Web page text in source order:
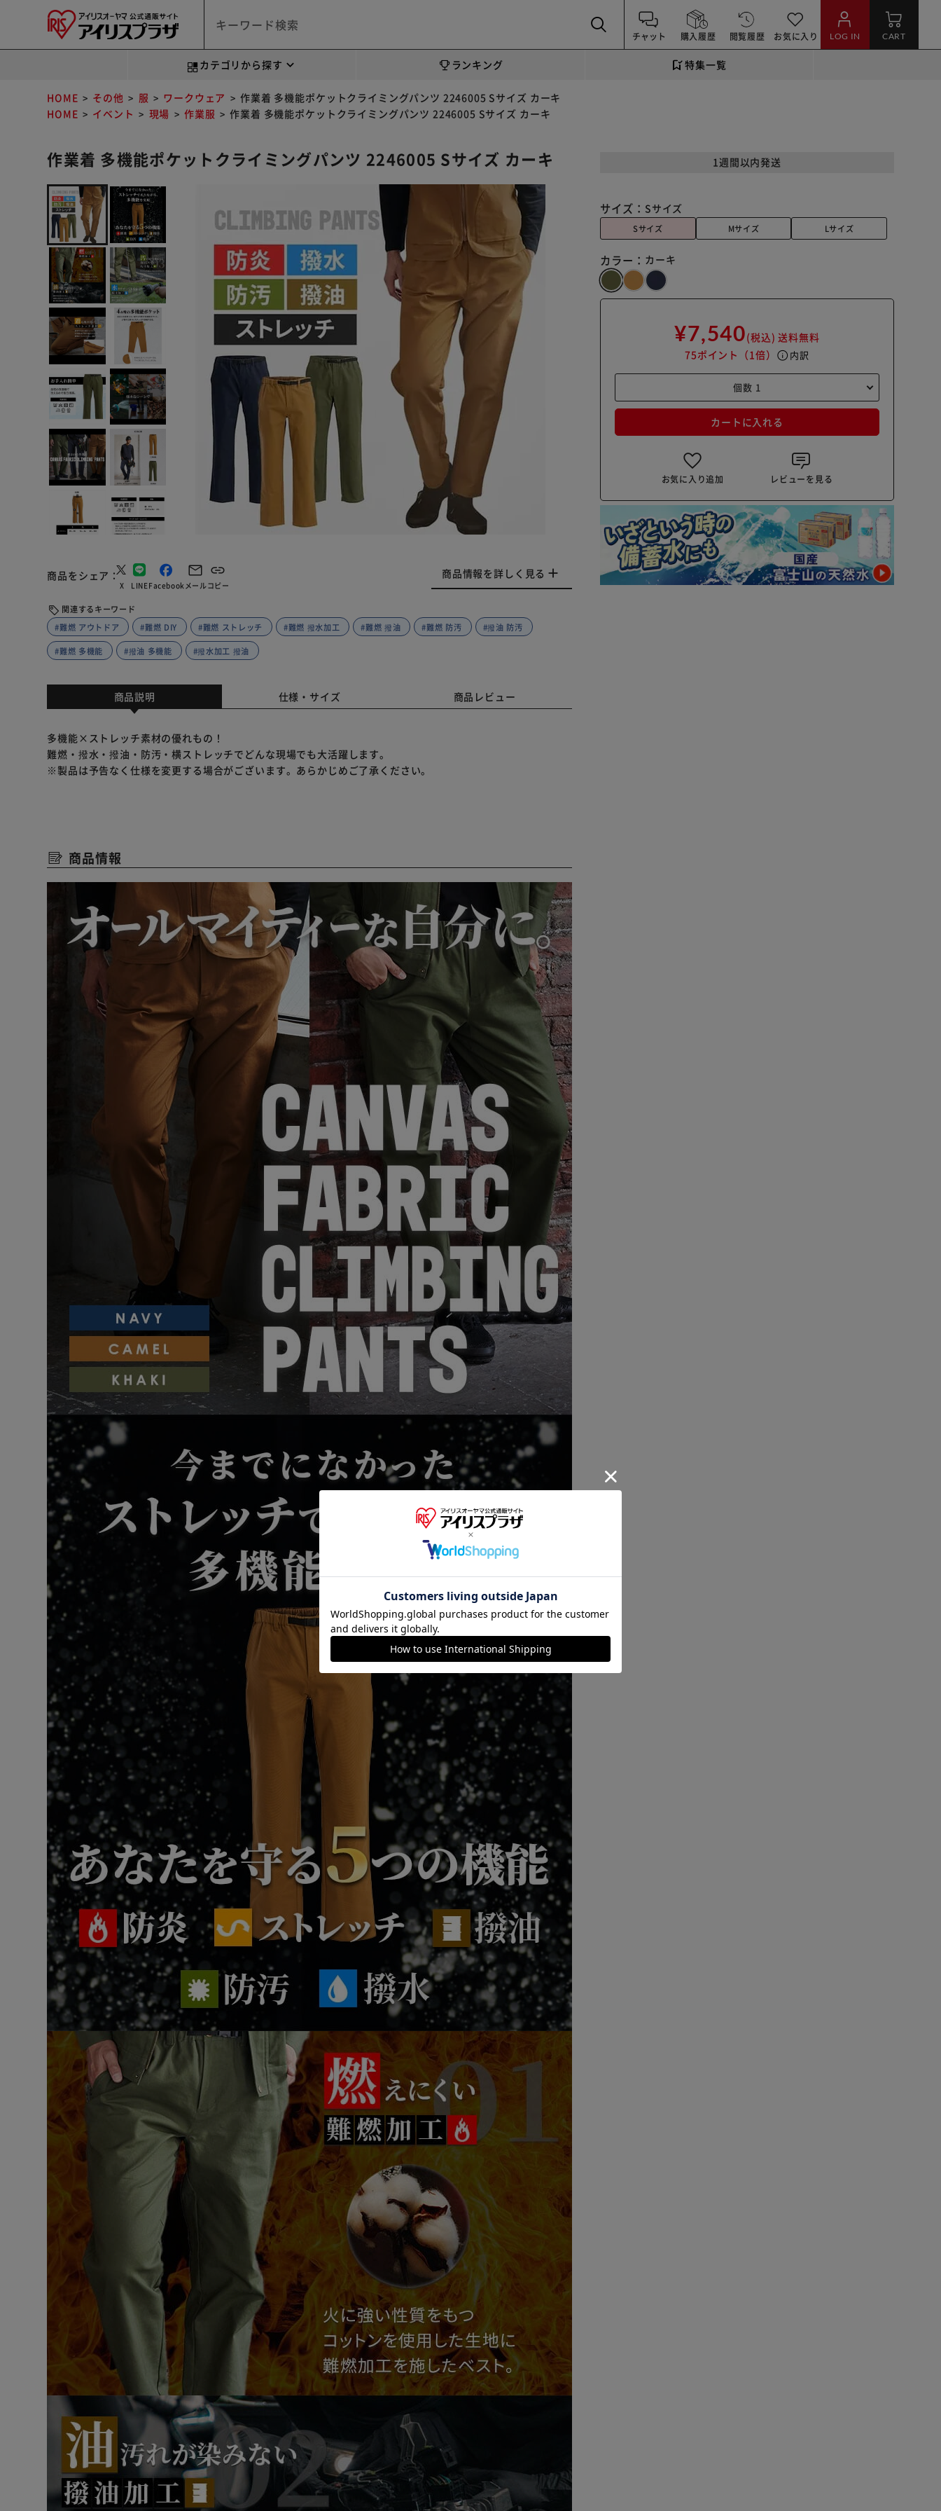
チャット 購入履歴 閲覧履歴 お気に入り LOG IN CART
カテゴリから探す ランキング 特集一覧
HOME その他 服 ワークウェア
作業着 多機能ポケットクライミングパンツ 2246005 Sサイズ カーキ
HOME
イベント 現場 作業服 作業着 多機能ポケットクライミングパンツ 2246005 Sサイズ カーキ
作業着 多機能ポケットクライミングパンツ 2246005 Sサイズ カーキ
商品をシェア
X LINEFacebook メールコピー
商品情報を詳しく見る
関連するキーワード
#難燃 アウトドア
#難燃 DIY #難燃 ストレッチ #難燃 撥水加工 #難燃 撥油 #難燃 防汚 #撥油 防汚
#難燃 多機能 #撥油 多機能 #撥水加工 撥油
1週間以内発送
サイズ： Sサイズ
Sサイズ Mサイズ Lサイズ
カラー： カーキ
¥7,540(税込) 送料無料
75ポイント （1倍） info 内訳
カートに入れる
お気に入り追加 レビューを見る
商品説明 仕様・サイズ 商品レビュー
多機能×ストレッチ素材の優れもの！
難燃・撥水・撥油・防汚・横ストレッチでどんな現場でも大活躍します。
※製品は予告なく仕様を変更する場合がございます。あらかじめご了承ください。
商品情報
※ご確認ください